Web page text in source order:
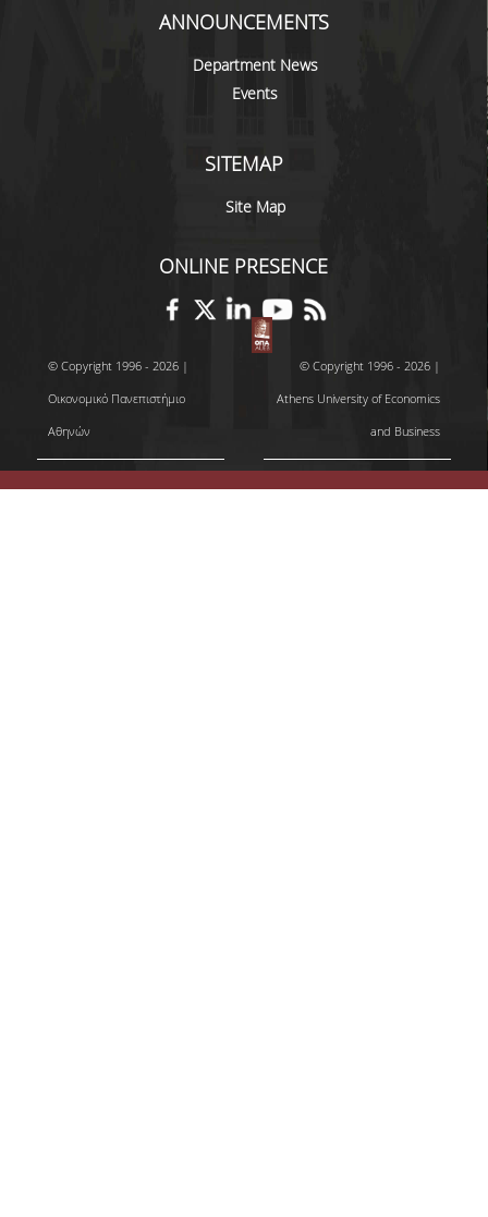
ANNOUNCEMENTS
Department News
Events
SITEMAP
Site Map
ONLINE PRESENCE
© Copyright 1996 - 2026 |
Οικονομικό Πανεπιστήμιο
Αθηνών
© Copyright 1996 - 2026 |
Athens University of Economics
and Business